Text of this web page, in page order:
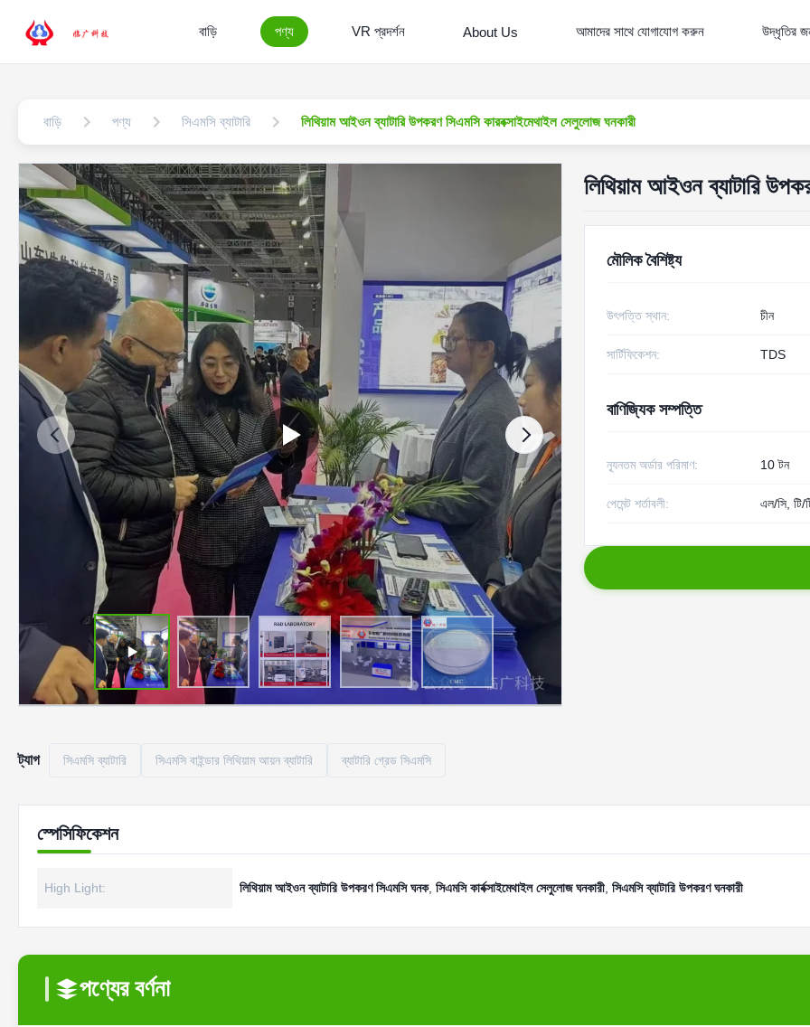
বাড়ি পণ্য VR প্রদর্শন About Us আমাদের সাথে যোগাযোগ করুন উদ্ধৃতির
বাড়ি পণ্য সিএমসি ব্যাটারি লিথিয়াম আইওন ব্যাটারি উপকরণ সিএমসি কারবক্সাইমেথাইল সেলুলোজ ঘনকারী
লিথিয়াম আইওন ব্যাটারি
মৌলিক বৈশিষ্ট্য
উৎপত্তি স্থান: চীন
সার্টিফিকেশন: TDS
বাণিজ্যিক সম্পত্তি
ন্যূনতম অর্ডার পরিমাণ: 10 টন
পেমেন্ট শর্তাবলী: এল/সি, টি/
ট্যাগ সিএমসি ব্যাটারি সিএমসি বাইন্ডার লিথিয়াম আয়ন ব্যাটারি ব্যাটারি গ্রেড সিএমসি
স্পেসিফিকেশন
High Light: লিথিয়াম আইওন ব্যাটারি উপকরণ সিএমসি ঘনক, সিএমসি কার্বক্সাইমেথাইল সেলুলোজ ঘনকারী সিএমসি ব্যাটারি উপকরণ ঘনকারী
পণ্যের বর্ণনা